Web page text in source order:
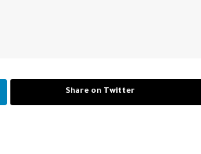
Share on Twitter